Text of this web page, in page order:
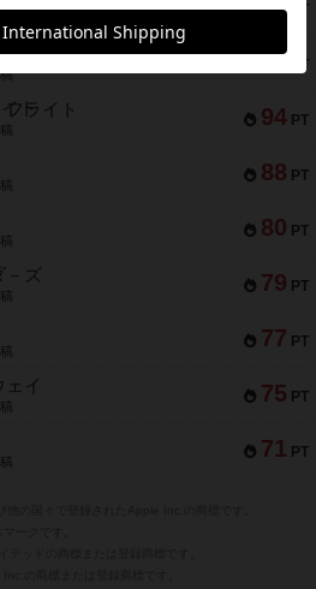
122 PT
118 PT
ルレアン ドロー＆ライト
94 PT
ライト
88 PT
80 PT
79 PT
ズ
77 PT
75 PT
イ
71 PT